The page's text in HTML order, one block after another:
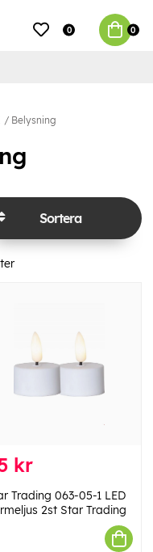
0 0
Belysning
Sortera
kr
Trading 063-05-1 LED
2st Star Trading